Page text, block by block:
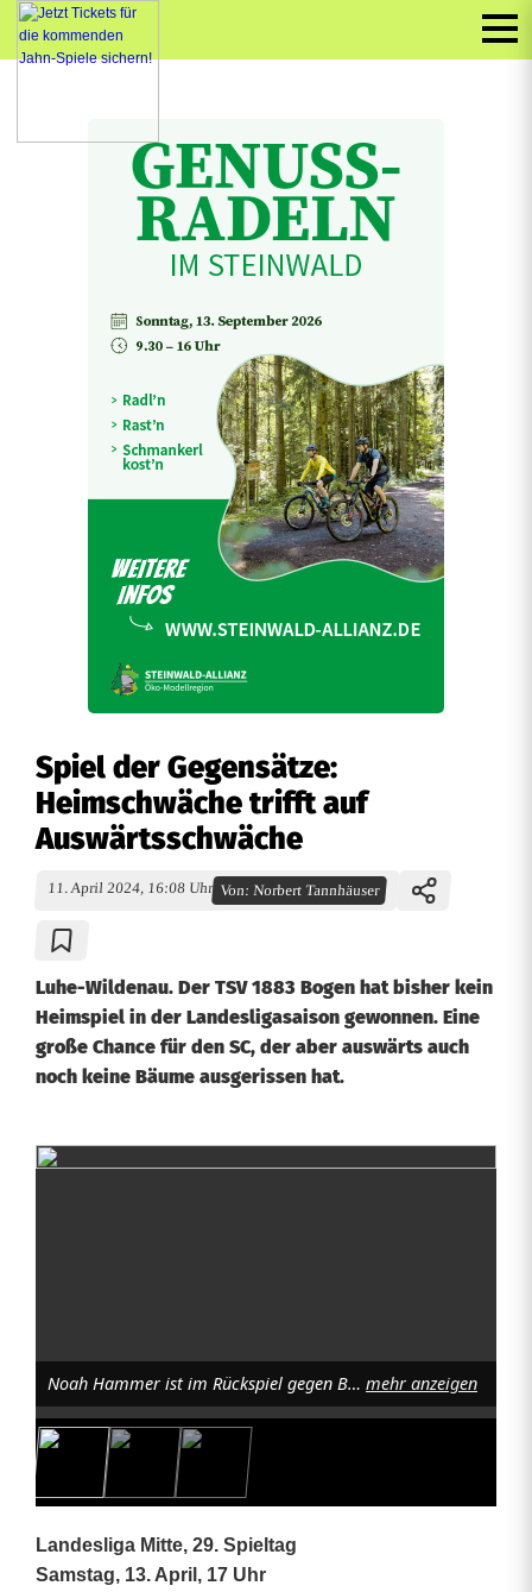
Spiel der Gegensätze:
Heimschwäche trifft auf
Auswärtsschwäche
11. April 2024, 16:08 Uhr Von:Norbert Tannhäuser
Luhe-Wildenau. Der TSV 1883 Bogen hat bisher kein
Heimspiel in der Landesligasaison gewonnen. Eine
große Chance für den SC, der aber auswärts auch
noch keine Bäume ausgerissen hat.
S
d
e
r
e
Noah Hammer ist im Rückspiel gegen Bogen wieder dabei. Foto: Nico Kick mehr anzeigen
Landesliga Mitte, 29. Spieltag
Samstag, 13. April, 17 Uhr